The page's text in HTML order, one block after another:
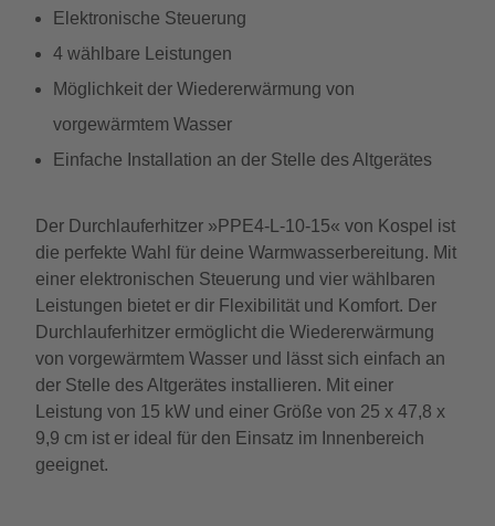
Elektronische Steuerung
4 wählbare Leistungen
Möglichkeit der Wiedererwärmung von
vorgewärmtem Wasser
Einfache Installation an der Stelle des Altgerätes
Der Durchlauferhitzer »PPE4-L-10-15« von Kospel ist
die perfekte Wahl für deine Warmwasserbereitung. Mit
einer elektronischen Steuerung und vier wählbaren
Leistungen bietet er dir Flexibilität und Komfort. Der
Durchlauferhitzer ermöglicht die Wiedererwärmung
von vorgewärmtem Wasser und lässt sich einfach an
der Stelle des Altgerätes installieren. Mit einer
Leistung von 15 kW und einer Größe von 25 x 47,8 x
9,9 cm ist er ideal für den Einsatz im Innenbereich
geeignet.